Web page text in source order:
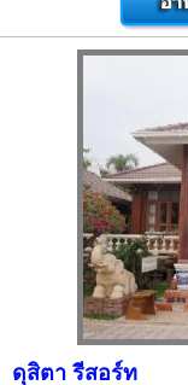
ดุสิตา รีสอร์ท